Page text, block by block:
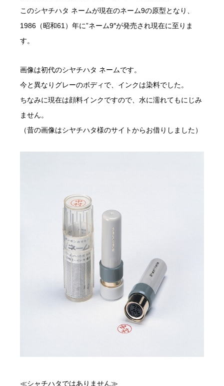
このシヤチハタ ネームが現在のネーム9の原型となり、
1986（昭和61）年に”ネーム9″が発売され現在に至りま
す。
画像は初代のシヤチハタ ネームです。
今と異なりグレーのボディで、インクは染料でした。
ちなみに現在は顔料インクですので、水に濡れてもにじみ
ません。
（昔の画像はシヤチハタ様のサイトからお借りしました）
≪シャチハタではありません≫